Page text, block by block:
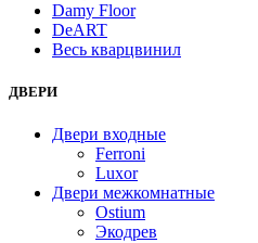
Damy Floor
DeART
Весь кварцвинил
ДВЕРИ
Двери входные
Ferroni
Luxor
Двери межкомнатные
Ostium
Экодрев